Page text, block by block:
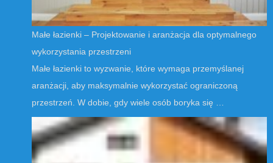
Małe łazienki – Projektowanie i aranżacja dla optymalnego
wykorzystania przestrzeni
Małe łazienki to wyzwanie, które wymaga przemyślanej
aranżacji, aby maksymalnie wykorzystać ograniczoną
przestrzeń. W dobie, gdy wiele osób boryka się …